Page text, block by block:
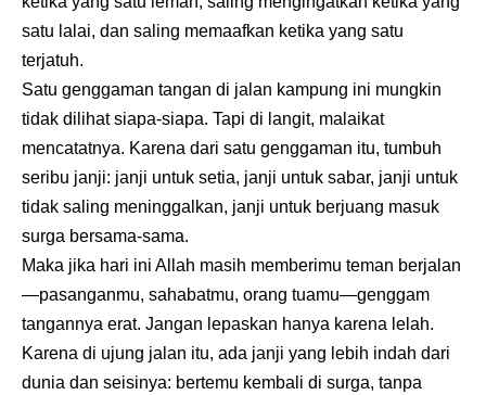
satu lalai, dan saling memaafkan ketika yang satu
terjatuh.
Satu genggaman tangan di jalan kampung ini mungkin
tidak dilihat siapa-siapa. Tapi di langit, malaikat
mencatatnya. Karena dari satu genggaman itu, tumbuh
seribu janji: janji untuk setia, janji untuk sabar, janji untuk
tidak saling meninggalkan, janji untuk berjuang masuk
surga bersama-sama.
Maka jika hari ini Allah masih memberimu teman berjalan
—pasanganmu, sahabatmu, orang tuamu—genggam
tangannya erat. Jangan lepaskan hanya karena lelah.
Karena di ujung jalan itu, ada janji yang lebih indah dari
dunia dan seisinya: bertemu kembali di surga, tanpa